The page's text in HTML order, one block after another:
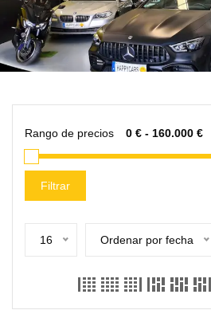
Rango de precios
Filtrar
16 Ordenar por fecha